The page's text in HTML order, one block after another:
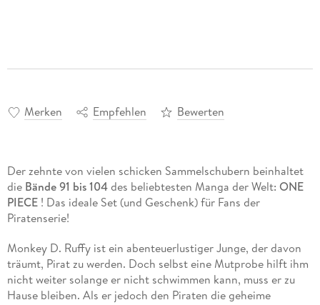
Merken Empfehlen Bewerten
Der zehnte von vielen schicken Sammelschubern beinhaltet
die Bände 91 bis 104des beliebtesten Manga der Welt: ONE
PIECE! Das ideale Set (und Geschenk) für Fans der
Piratenserie!
Monkey D. Ruffy ist ein abenteuerlustiger Junge, der davon
träumt, Pirat zu werden. Doch selbst eine Mutprobe hilft ihm
nicht weiter solange er nicht schwimmen kann, muss er zu
Hause bleiben. Als er jedoch den Piraten die geheime